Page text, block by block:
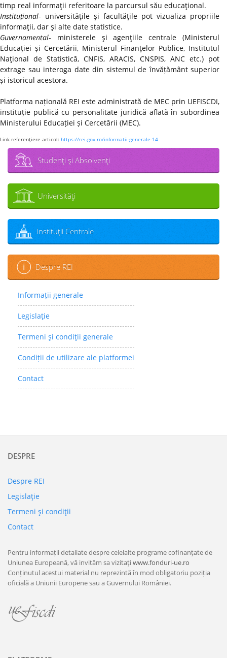
timp real informaţii referitoare la parcursul său educaţional.
Instituțional- universităţile şi facultăţile pot vizualiza propriile
informaţii, dar şi alte date statistice.
Guvernamental- ministerele şi agenţiile centrale (Ministerul
Educației și Cercetării, Ministerul Finanţelor Publice, Institutul
Naţional de Statistică, CNFIS, ARACIS, CNSPIS, ANC etc.) pot
extrage sau interoga date din sistemul de învățământ superior
și istoricul acestora.
Platforma națională REI este administrată de MEC prin UEFISCDI,
instituție publică cu personalitate juridică aflată în subordinea
Ministerului Educației și Cercetării (MEC).
Link referenţiere articol: https://rei.gov.ro/informatii-generale-14
Studenţi şi Absolvenţi
Universităţi
Instituţii Centrale
Despre REI
Informații generale
Legislaţie
Termeni şi condiţii generale
Condiții de utilizare ale platformei
Contact
DESPRE
Despre REI
Legislaţie
Termeni şi condiţii
Contact
Pentru informații detaliate despre celelalte programe cofinanțate de
Uniunea Europeană, vă invităm sa vizitațiwww.fonduri-ue.ro
Conținutul acestui material nu reprezintă în mod obligatoriu poziția
oficială a Uniunii Europene sau a Guvernului României.